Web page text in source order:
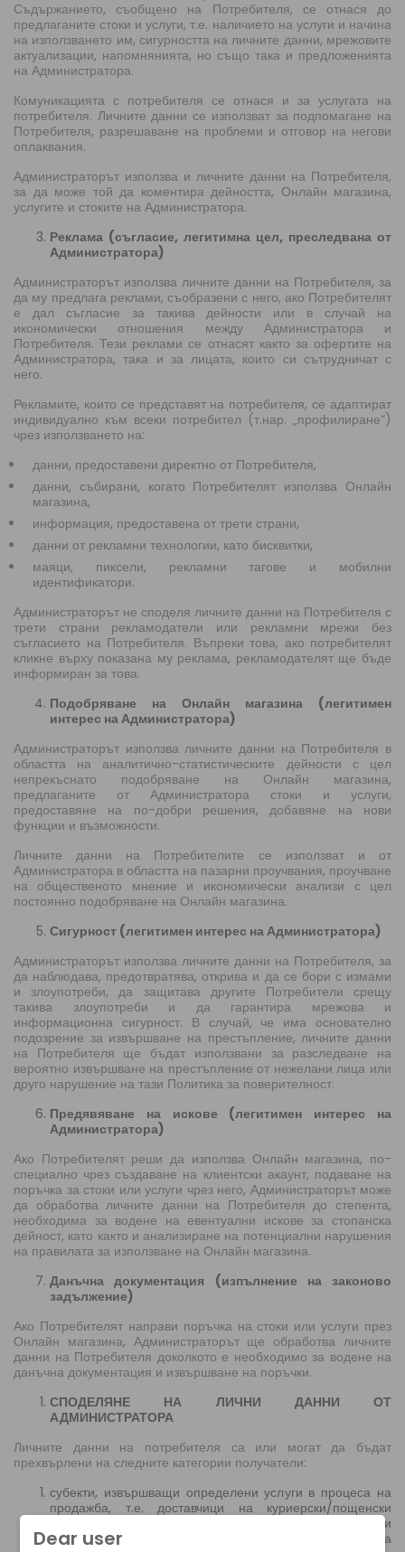
Съдържанието, съобщено на Потребителя, се отнася до
предлаганите стоки и услуги, т.е. наличието на услуги и начина
на използването им, сигурността на личните данни, мрежовите
актуализации, напомнянията, но също така и предложенията
на Администратора.
Комуникацията с потребителя се отнася и за услугата на
потребителя. Личните данни се използват за подпомагане на
Потребителя, разрешаване на проблеми и отговор на негови
оплаквания.
Администраторът използва и личните данни на Потребителя,
за да може той да коментира дейността, Онлайн магазина,
услугите и стоките на Администратора.
Реклама (съгласие, легитимна цел, преследвана от
Администратора)
Администраторът използва личните данни на Потребителя, за
да му предлага реклами, съобразени с него, ако Потребителят
е дал съгласие за такива дейности или в случай на
икономически отношения между Администратора и
Потребителя. Тези реклами се отнасят както за офертите на
Администратора, така и за лицата, които си сътрудничат с
него.
Рекламите, които се представят на потребителя, се адаптират
индивидуално към всеки потребител (т.нар. „профилиране“)
чрез използването на:
данни, предоставени директно от Потребителя,
данни, събирани, когато Потребителят използва Онлайн
магазина,
информация, предоставена от трети страни,
данни от рекламни технологии, като бисквитки,
маяци, пиксели, рекламни тагове и мобилни
идентификатори.
Администраторът не споделя личните данни на Потребителя с
трети страни рекламодатели или рекламни мрежи без
съгласието на Потребителя. Въпреки това, ако потребителят
кликне върху показана му реклама, рекламодателят ще бъде
информиран за това.
Подобряване на Онлайн магазина (легитимен
интерес на Администратора)
Администраторът използва личните данни на Потребителя в
областта на аналитично-статистическите дейности с цел
непрекъснато подобряване на Онлайн магазина,
предлаганите от Администратора стоки и услуги,
предоставяне на по-добри решения, добавяне на нови
функции и възможности.
Личните данни на Потребителите се използват и от
Администратора в областта на пазарни проучвания, проучване
на общественото мнение и икономически анализи с цел
постоянно подобряване на Онлайн магазина.
Сигурност (легитимен интерес на Администратора)
Администраторът използва личните данни на Потребителя, за
да наблюдава, предотвратява, открива и да се бори с измами
и злоупотреби, да защитава другите Потребители срещу
такива злоупотреби и да гарантира мрежова и
информационна сигурност. В случай, че има основателно
подозрение за извършване на престъпление, личните данни
на Потребителя ще бъдат използвани за разследване на
вероятно извършване на престъпление от нежелани лица или
друго нарушение на тази Политика за поверителност.
Предявяване на искове (легитимен интерес на
Администратора)
Ако Потребителят реши да използва Онлайн магазина, по-
специално чрез създаване на клиентски акаунт, подаване на
поръчка за стоки или услуги чрез него, Администраторът може
да обработва личните данни на Потребителя до степента,
необходима за водене на евентуални искове за стопанска
дейност, като както и анализиране на потенциални нарушения
на правилата за използване на Онлайн магазина.
Данъчна документация (изпълнение на законово
задължение)
Ако Потребителят направи поръчка на стоки или услуги през
Онлайн магазина, Администраторът ще обработва личните
данни на Потребителя доколкото е необходимо за водене на
данъчна документация и извършване на поръчки.
СПОДЕЛЯНЕ НА ЛИЧНИ ДАННИ ОТ
АДМИНИСТРАТОРА
Личните данни на потребителя са или могат да бъдат
прехвърлени на следните категории получатели:
субекти, извършващи определени услуги в процеса на
продажба, т.е. доставчици на куриерски/пощенски
услуги, платежни институции, посредничащи при
извършване на плащания от Потребители за поръчки за
Dear user